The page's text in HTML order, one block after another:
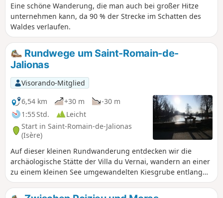
Eine schöne Wanderung, die man auch bei großer Hitze
unternehmen kann, da 90 % der Strecke im Schatten des
Waldes verlaufen.
Rundwege um Saint-Romain-de-
Jalionas
Visorando-Mitglied
6,54 km
+30 m
-30 m
1:55 Std.
Leicht
Start in Saint-Romain-de-Jalionas
(Isère)
Auf dieser kleinen Rundwanderung entdecken wir die
archäologische Stätte der Villa du Vernai, wandern an einer
zu einem kleinen See umgewandelten Kiesgrube entlang
und entdecken den Étang du Peillard.